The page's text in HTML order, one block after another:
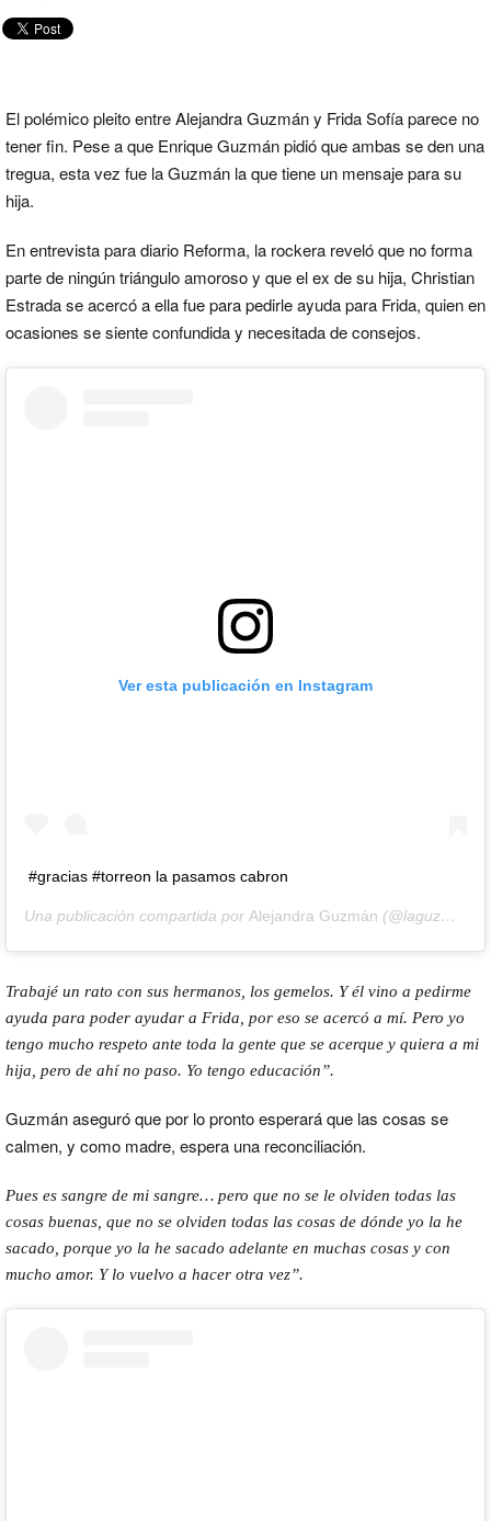
El polémico pleito entre Alejandra Guzmán y Frida Sofía parece no
tener fin. Pese a que Enrique Guzmán pidió que ambas se den una
tregua, esta vez fue la Guzmán la que tiene un mensaje para su
hija.
En entrevista para diario Reforma, la rockera reveló que no forma
parte de ningún triángulo amoroso y que el ex de su hija, Christian
Estrada se acercó a ella fue para pedirle ayuda para Frida, quien en
ocasiones se siente confundida y necesitada de consejos.
Ver esta publicación en Instagram
#gracias #torreon la pasamos cabron
Una publicación compartida por Alejandra Guzmán (@laguzmanmx) el
Trabajé un rato con sus hermanos, los gemelos. Y él vino a pedirme
ayuda para poder ayudar a Frida, por eso se acercó a mí. Pero yo
tengo mucho respeto ante toda la gente que se acerque y quiera a mi
hija, pero de ahí no paso. Yo tengo educación”.
Guzmán aseguró que por lo pronto esperará que las cosas se
calmen, y como madre, espera una reconciliación.
Pues es sangre de mi sangre… pero que no se le olviden todas las
cosas buenas, que no se olviden todas las cosas de dónde yo la he
sacado, porque yo la he sacado adelante en muchas cosas y con
mucho amor. Y lo vuelvo a hacer otra vez”.